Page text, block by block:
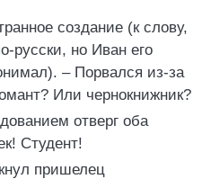
создание (к слову,
русски, но Иван его
– Порвался из-за
Или чернокнижник?
отверг оба
Студент!
пришелец